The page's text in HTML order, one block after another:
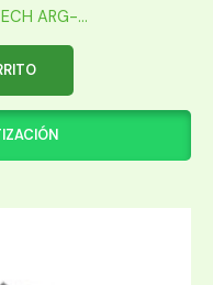
ARG-...